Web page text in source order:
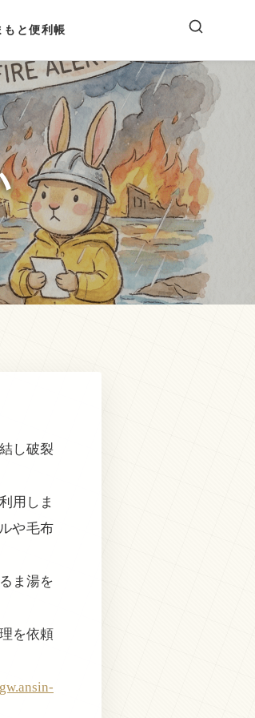
もと便利帳
し破裂
用しま
や毛布
ま湯を
を依頼
gw.ansin-